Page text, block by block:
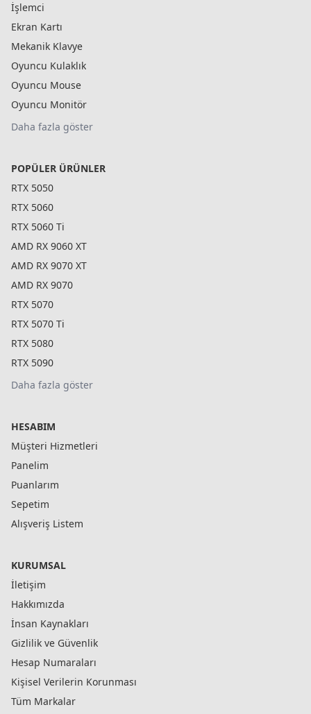
İşlemci
Ekran Kartı
Mekanik Klavye
Oyuncu Kulaklık
Oyuncu Mouse
Oyuncu Monitör
Daha fazla göster
POPÜLER ÜRÜNLER
RTX 5050
RTX 5060
RTX 5060 Ti
AMD RX 9060 XT
AMD RX 9070 XT
AMD RX 9070
RTX 5070
RTX 5070 Ti
RTX 5080
RTX 5090
Daha fazla göster
HESABIM
Müşteri Hizmetleri
Panelim
Puanlarım
Sepetim
Alışveriş Listem
KURUMSAL
İletişim
Hakkımızda
İnsan Kaynakları
Gizlilik ve Güvenlik
Hesap Numaraları
Kişisel Verilerin Korunması
Tüm Markalar